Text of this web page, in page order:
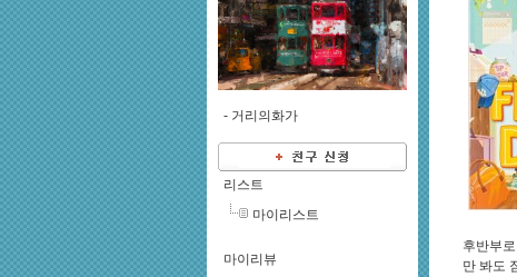
후반부
만 봐도
- 거리의화가
리스트
마이리스트
마이리뷰